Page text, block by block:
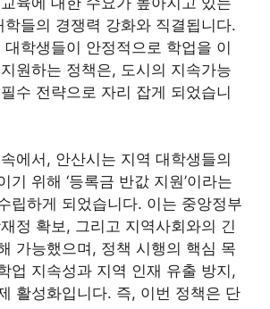
들의 경쟁력 강화와 직결됩니다.
학생들이 안정적으로 학업을 이
원하는 정책은, 도시의 지속가능
수 전략으로 자리 잡게 되었습니
에서, 안산시는 지역 대학생들의
기 위해 ‘등록금 반값 지원’이라는
립하게 되었습니다. 이는 중앙정부
정 확보, 그리고 지역사회와의 긴
가능했으며, 정책 시행의 핵심 목
업 지속성과 지역 인재 유출 방지,
활성화입니다. 즉, 이번 정책은 단